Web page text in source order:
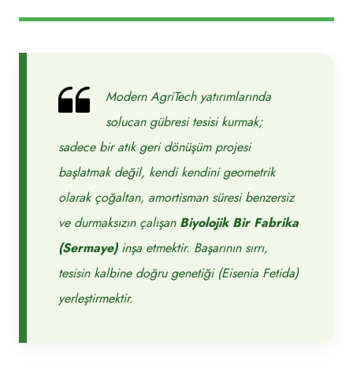
Modern AgriTech yatırımlarında
solucan gübresi tesisi kurmak;
sadece bir atık geri dönüşüm projesi
başlatmak değil, kendi kendini geometrik
olarak çoğaltan, amortisman süresi benzersiz
ve durmaksızın çalışan Biyolojik Bir Fabrika
(Sermaye)inşa etmektir. Başarının sırrı,
tesisin kalbine doğru genetiği (Eisenia Fetida)
yerleştirmektir.